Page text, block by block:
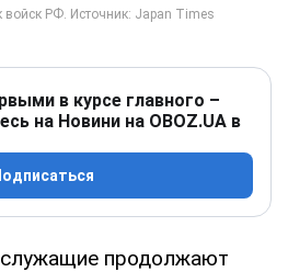
в курсе главного –
на Новини на OBOZ.UA в
продолжают